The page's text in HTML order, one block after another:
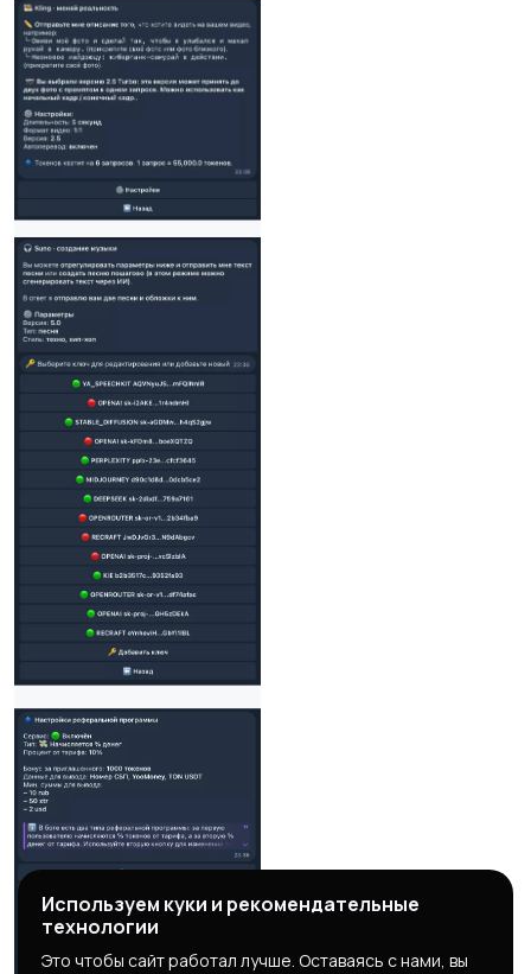
Используем куки и рекомендательные
технологии
Это чтобы сайт работал лучше. Оставаясь с нами, вы